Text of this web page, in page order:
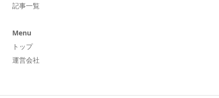
記事一覧
Menu
トップ
運営会社